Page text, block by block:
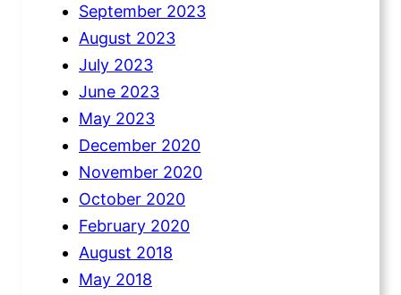
September 2023
August 2023
July 2023
June 2023
May 2023
December 2020
November 2020
October 2020
February 2020
August 2018
May 2018